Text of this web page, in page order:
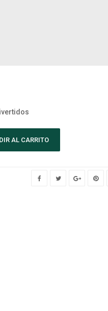
AL CARRITO